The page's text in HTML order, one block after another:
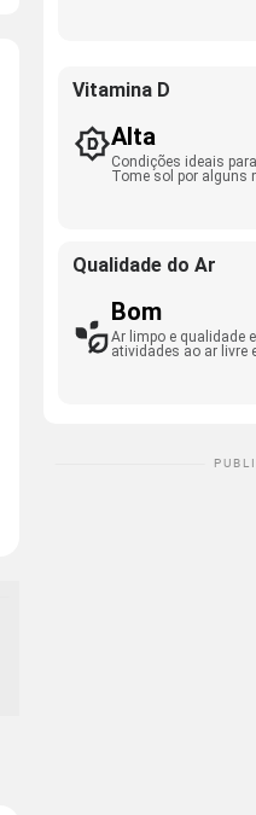
Vitamina D
Alta
Condições ideais
Tome sol por alguns
Qualidade do Ar
Bom
Ar limpo e qualidade
atividades ao ar livre